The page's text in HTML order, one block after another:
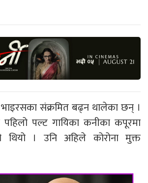
भाइरसका संक्रमित बढ्न थालेका छन् ।
पहिलो पल्ट गायिका कनीका कपूरमा
। उनि अहिले कोरोना मुक्त